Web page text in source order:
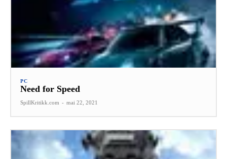
PC
Need for Speed
SpillKritikk.com - mai 22, 2021